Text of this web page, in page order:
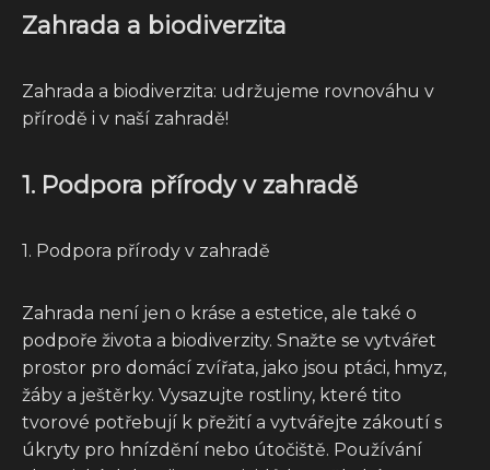
Zahrada a biodiverzita
Zahrada a biodiverzita: udržujeme rovnováhu v
přírodě i v naší zahradě!
1. Podpora přírody v zahradě
1. Podpora přírody v zahradě
Zahrada není jen o kráse a estetice, ale také o
podpoře života a biodiverzity. Snažte se vytvářet
prostor pro domácí zvířata, jako jsou ptáci, hmyz,
žáby a ještěrky. Vysazujte rostliny, které tito
tvorové potřebují k přežití a vytvářejte zákoutí s
úkryty pro hnízdění nebo útočiště. Používání